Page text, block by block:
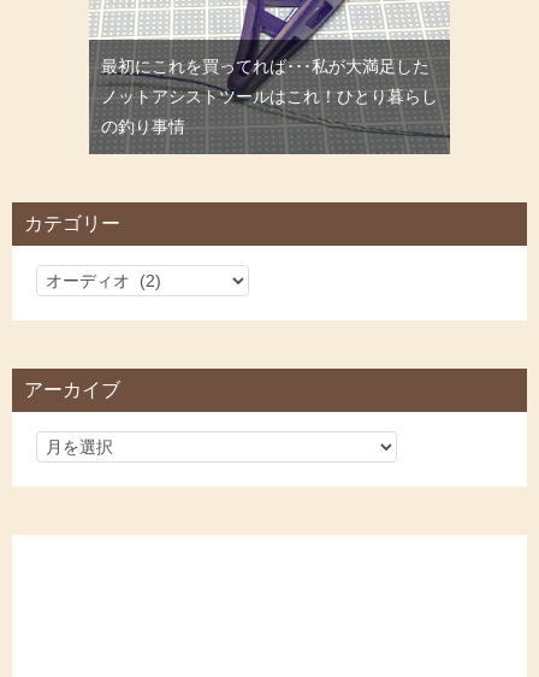
最初にこれを買ってれば･･･私が大満足した
ノットアシストツールはこれ！ひとり暮らし
の釣り事情
カテゴリー
カ
リ
アーカイブ